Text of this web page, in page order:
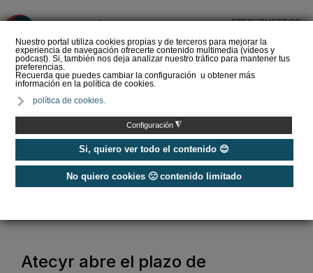
Nuestro portal utiliza cookies propias y de terceros para mejorar la
experiencia de navegación ofrecerte contenido multimedia (vídeos y
podcast). Si, también nos deja analizar nuestro tráfico para mantener tus
preferencias.
Recuerda que puedes cambiar la configuración u obtener más
información en la política de cookies.
política de cookies.
Configuración ◮
Si, quiero ver todo el contenido 😊
No quiero cookies 🙁 contenido limitado
PRESUPUESTOS
del Amperio (Episodio 3)
Noticias / Cursos
/
Atecyr abre el plazo de